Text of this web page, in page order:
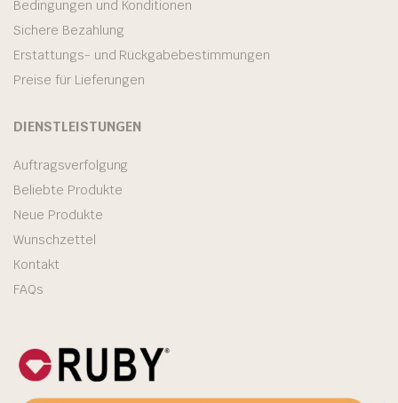
Bedingungen und Konditionen
Sichere Bezahlung
Erstattungs- und Rückgabebestimmungen
Preise für Lieferungen
DIENSTLEISTUNGEN
Auftragsverfolgung
Beliebte Produkte
Neue Produkte
Wunschzettel
Kontakt
FAQs